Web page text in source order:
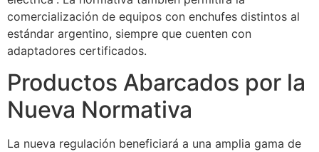
comercialización de equipos con enchufes distintos al
estándar argentino, siempre que cuenten con
adaptadores certificados.
Productos Abarcados por la
Nueva Normativa
La nueva regulación beneficiará a una amplia gama de